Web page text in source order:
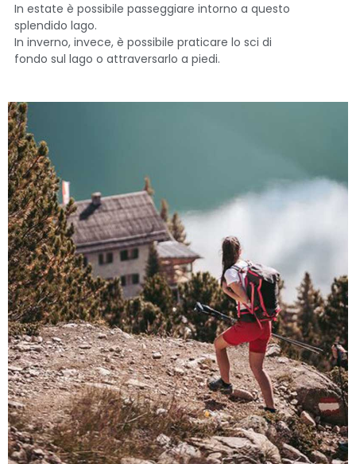
In estate è possibile passeggiare intorno a questo
splendido lago.
In inverno, invece, è possibile praticare lo sci di
fondo sul lago o attraversarlo a piedi.